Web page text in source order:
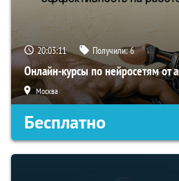
20:03:10 Получили:6
Онлайн-курсы по нейросетям от
Москва
Бесплатно